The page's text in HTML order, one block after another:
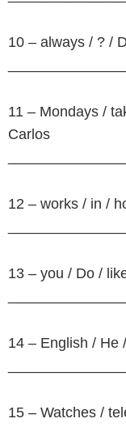
10 – always / ? /
11 – Mondays /
Carlos
12 – works / in /
13 – you / Do /
14 – English / He
15 – Watches /